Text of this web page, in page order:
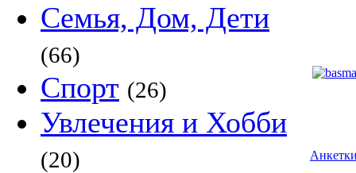
Семья, Дом, Дети
(66)
Спорт (26)
Увлечения и Хобби
(20)